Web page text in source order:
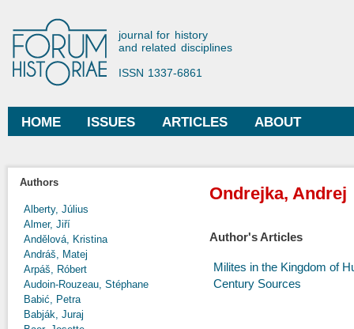
Forum Historiae
journal for history
and related disciplines
ISSN 1337-6861
Main menu
HOME ISSUES ARTICLES ABOUT
Authors
Alberty, Július
Almer, Jiří
Andělová, Kristina
Andráš, Matej
Arpáš, Róbert
Audoin-Rouzeau, Stéphane
Babić, Petra
Babják, Juraj
Ondrejka, Andrej
Author's Articles
Milites in the Kingdom of
Century Sources